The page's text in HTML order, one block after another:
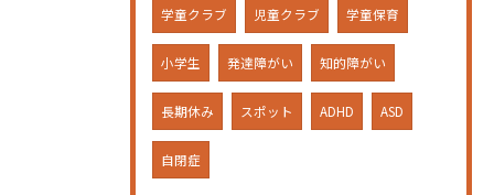
学童クラブ 児童クラブ 学童保育
小学生 発達障がい 知的障がい
長期休み スポット ADHD ASD
自閉症